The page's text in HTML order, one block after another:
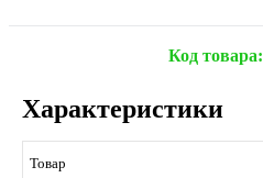
Код товара:
Характеристики
Товар